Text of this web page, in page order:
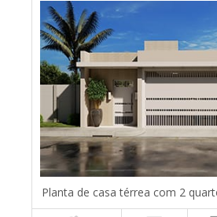
Planta de casa térrea com 2